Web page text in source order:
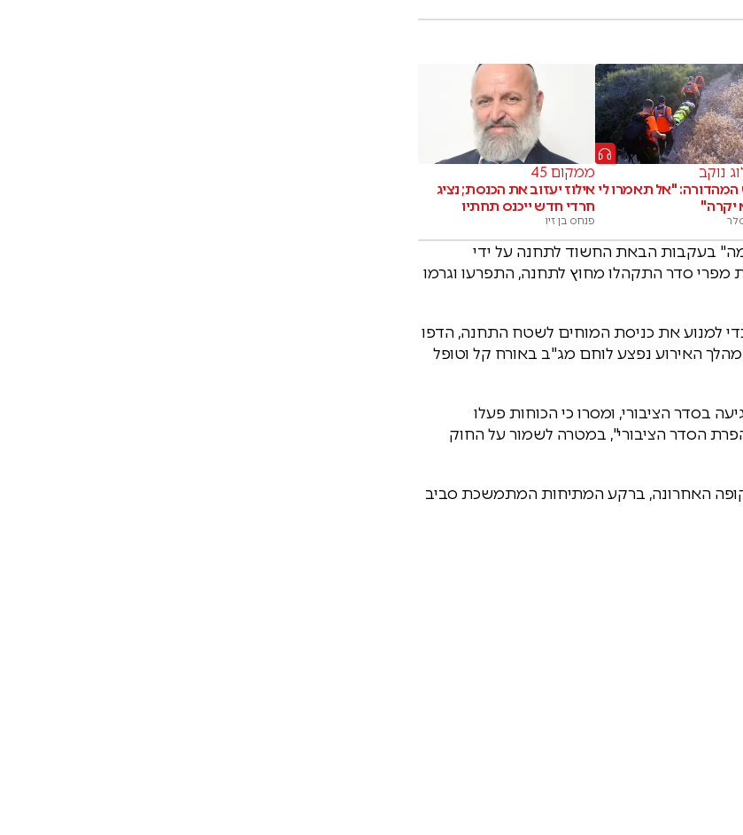
נוקב
המהדורה: "אל תאמרו לי
יקרה"
ממקום 45
אילוז יעזוב את הכנסת; נציג
חרדי חדש ייכנס תחתיו
פנחס בן זיו
בעקבות הבאת החשוד לתחנה על ידי
מפרי סדר התקהלו מחוץ לתחנה, התפרעו וגרמו
למנוע את כניסת המוחים לשטח התחנה, הדפו
האירוע נפצע לוחם מג"ב באורח קל וטופל
בסדר הציבורי, ומסרו כי הכוחות פעלו
הסדר הציבורי", במטרה לשמור על החוק
האחרונה, ברקע המתיחות המתמשכת סביב